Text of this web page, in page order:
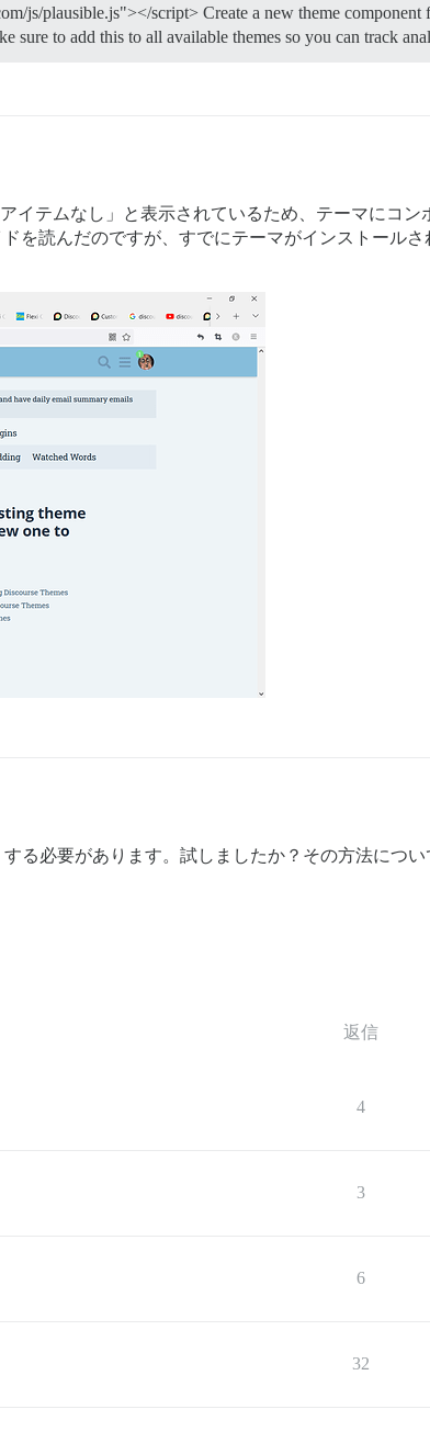
js/plausible.js"></script> Create a new theme
sure to add this to all available themes so you can track
イテムなし」と表示されているため、テーマにコ
を読んだのですが、すでにテーマがインストール
する必要があります。試しましたか？その方法につい
返信
4
3
6
32